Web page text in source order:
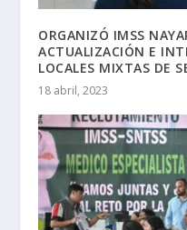
ORGANIZÓ IMSS
ACTUALIZACIÓN E
LOCALES MIXTAS DE
18 abril, 2023